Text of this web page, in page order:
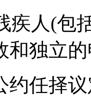
疾人(包
和独立
约任择